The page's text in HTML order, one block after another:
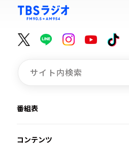
番組表
コンテンツ